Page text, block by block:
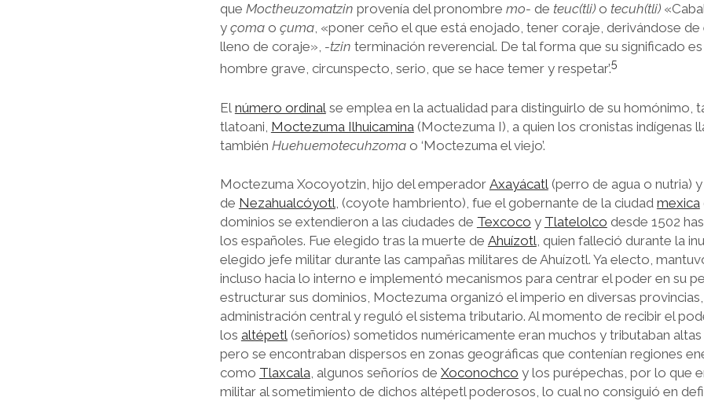
que Moctheuzomatzin provenía del pronombre mo- de teuc(tli)o tecuh(tli)
y çomao çuma, «poner ceño el que está enojado, tener coraje, derivándose de
lleno de coraje», -tzin terminación reverencial. De tal forma que su significado es
hombre grave, circunspecto, serio, que se hace temer y respetar’.5
El número ordinal se emplea en la actualidad para distinguirlo de su homónimo,
tlatoani, Moctezuma Ilhuicamina(Moctezuma I), a quien los cronistas indígenas
también Huehuemotecuhzomao ‘Moctezuma el viejo’.
Moctezuma Xocoyotzin, hijo del emperador Axayácatl(perro de agua o nutria)
de Nezahualcóyotl, (coyote hambriento), fue el gobernante de la ciudad mexica
dominios se extendieron a las ciudades de Texcoco y Tlatelolco desde 1502
los españoles. Fue elegido tras la muerte de Ahuízotl, quien falleció durante la
elegido jefe militar durante las campañas militares de Ahuízotl. Ya electo,
incluso hacia lo interno e implementó mecanismos para centrar el poder en su
estructurar sus dominios, Moctezuma organizó el imperio en diversas
administración central y reguló el sistema tributario. Al momento de recibir el
los altépetl(señoríos) sometidos numéricamente eran muchos y tributaban
pero se encontraban dispersos en zonas geográficas que contenían regiones
como Tlaxcala, algunos señoríos de Xoconochco y los purépechas, por lo que
militar al sometimiento de dichos altépetl poderosos, lo cual no consiguió en